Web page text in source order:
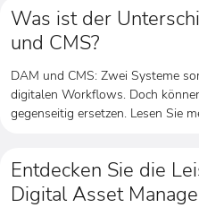
Was ist der
und CMS?
DAM und CMS: Zwei Systeme
digitalen Workflows. Doch
gegenseitig ersetzen. Lesen Sie
Entdecken Sie die
Digital Asset